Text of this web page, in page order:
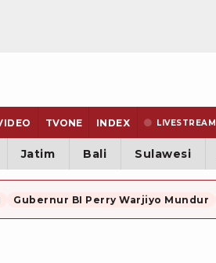
TVONE INDEX LIVESTREAM
Jatim Bali Sulawesi
Gubernur BI Perry Warjiyo Mundur